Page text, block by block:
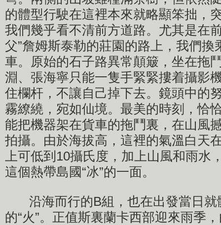
的體型行駛在這裡本來就略顯笨拙，
我們幾乎看不清前方道路。尤其是在
父”詹姆斯泰勒的莊園的路上，我們換
車。原始的石子路異常顛簸，坐在拖
淵、張海寧只能一隻手緊緊摟着攝影
住欄杆，不讓自己掉下去。鏡頭中的
霧繚繞，宛如仙境。最美的時刻，恰
能把機器架在貨車的拖鬥裏，在山風
拍攝。由於海拔高，這裡的氣溫白天
上可低到10攝氏度，加上山風和雨水
這個熱帶島國“冰”的一面。
沿海而行的B組，也在出發當日就
的“火”。正值斯裏蘭卡西部迎來雨季